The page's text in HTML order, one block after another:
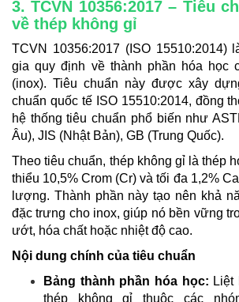
3. TCVN 10356:2017 – Tiêu
về thép không gỉ
TCVN 10356:2017 (ISO 15510:2014)
gia quy định về thành phần hóa học
(inox). Tiêu chuẩn này được xây
chuẩn quốc tế ISO 15510:2014, đồng
hệ thống tiêu chuẩn phổ biến như
Âu), JIS (Nhật Bản), GB (Trung Quốc).
Theo tiêu chuẩn, thép không gỉ là thép
thiểu 10,5% Crom (Cr) và tối đa 1,2%
lượng. Thành phần này tạo nên khả
đặc trưng cho inox, giúp nó bền vững
ướt, hóa chất hoặc nhiệt độ cao.
Nội dung chính của tiêu chuẩn
Bảng thành phần hóa học: Liệt
thép không gỉ thuộc các